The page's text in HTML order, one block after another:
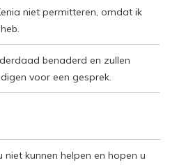
niet permitteren, omdat ik
benaderd en zullen
voor een gesprek.
kunnen helpen en hopen u